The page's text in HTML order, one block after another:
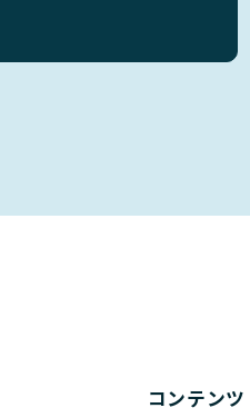
コンテンツ